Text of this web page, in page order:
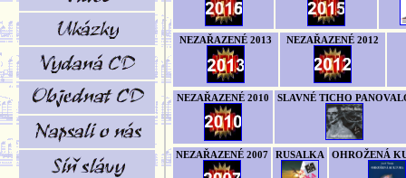
NEZAŘAZENÉ 2013 NEZAŘAZENÉ 2012
NEZAŘAZENÉ 2010 SLAVNÉ TICHO
NEZAŘAZENÉ 2007 RUSALKA OHROŽENÁ